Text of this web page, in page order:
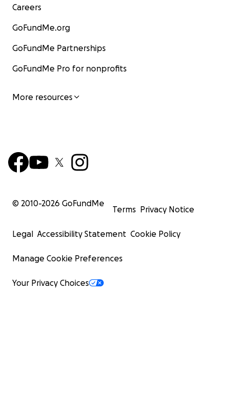
Careers
GoFundMe.org
GoFundMe Partnerships
GoFundMe Pro for nonprofits
More resources
© 2010-2026 GoFundMe
Terms Privacy Notice
Legal Accessibility Statement Cookie Policy
Manage Cookie Preferences
Your Privacy Choices